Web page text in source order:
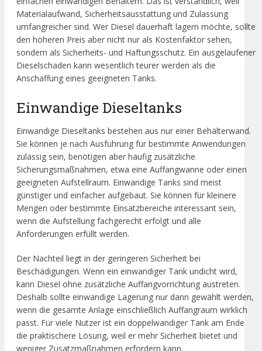
Materialaufwand, Sicherheitsausstattung und Zulassung
umfangreicher sind. Wer Diesel dauerhaft lagern möchte, sollte
den höheren Preis aber nicht nur als Kostenfaktor sehen,
sondern als Sicherheits- und Haftungsschutz. Ein ausgelaufener
Dieselschaden kann wesentlich teurer werden als die
Anschaffung eines geeigneten Tanks.
Einwandige Dieseltanks
Einwandige Dieseltanks bestehen aus nur einer Behälterwand.
Sie können je nach Ausführung für bestimmte Anwendungen
zulässig sein, benötigen aber häufig zusätzliche
Sicherungsmaßnahmen, etwa eine Auffangwanne oder einen
geeigneten Aufstellraum. Einwandige Tanks sind meist
günstiger und einfacher aufgebaut. Sie können für kleinere
Mengen oder bestimmte Einsatzbereiche interessant sein,
wenn die Aufstellung fachgerecht erfolgt und alle
Anforderungen erfüllt werden.
Der Nachteil liegt in der geringeren Sicherheit bei
Beschädigungen. Wenn ein einwandiger Tank undicht wird,
kann Diesel ohne zusätzliche Auffangvorrichtung austreten.
Deshalb sollte einwandige Lagerung nur dann gewählt werden,
wenn die gesamte Anlage einschließlich Auffangraum wirklich
passt. Für viele Nutzer ist ein doppelwandiger Tank am Ende
die praktischere Lösung, weil er mehr Sicherheit bietet und
weniger Zusatzmaßnahmen erfordern kann.